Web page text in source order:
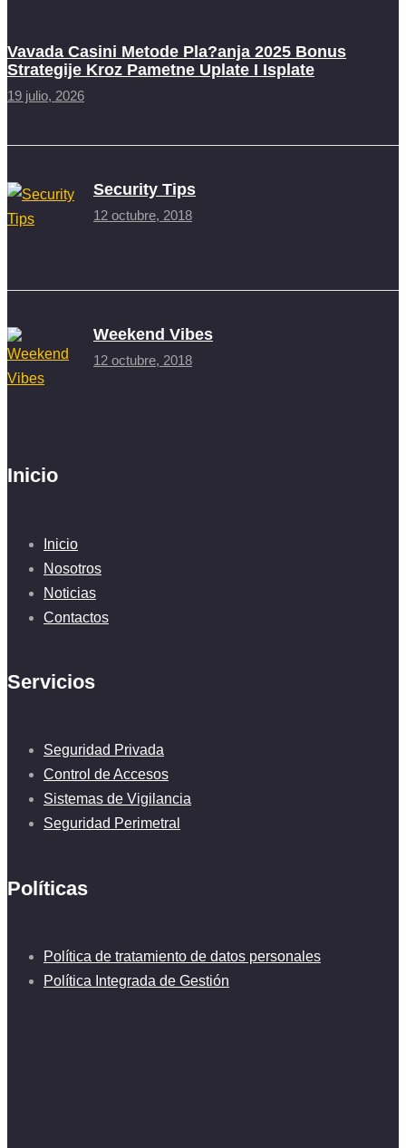
Vavada Casini Metode Pla?anja 2025 Bonus
Strategije Kroz Pametne Uplate I Isplate
19 julio, 2026
Security Tips
12 octubre, 2018
Weekend Vibes
12 octubre, 2018
Inicio
Inicio
Nosotros
Noticias
Contactos
Servicios
Seguridad Privada
Control de Accesos
Sistemas de Vigilancia
Seguridad Perimetral
Políticas
Política de tratamiento de datos personales
Política Integrada de Gestión